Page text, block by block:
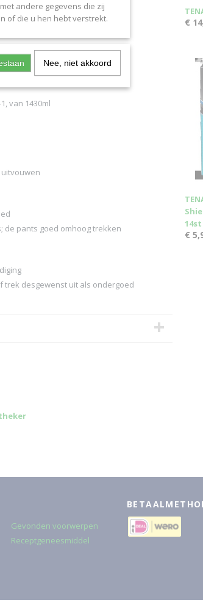
van 1430ml
de pants goed omhoog trekken
desgewenst uit als ondergoed
€
14st
€
Gevonden voorwerpen
Receptgeneesmiddel
andere gegevens die zij
of die u hen hebt verstrekt.
Nee, niet akkoord